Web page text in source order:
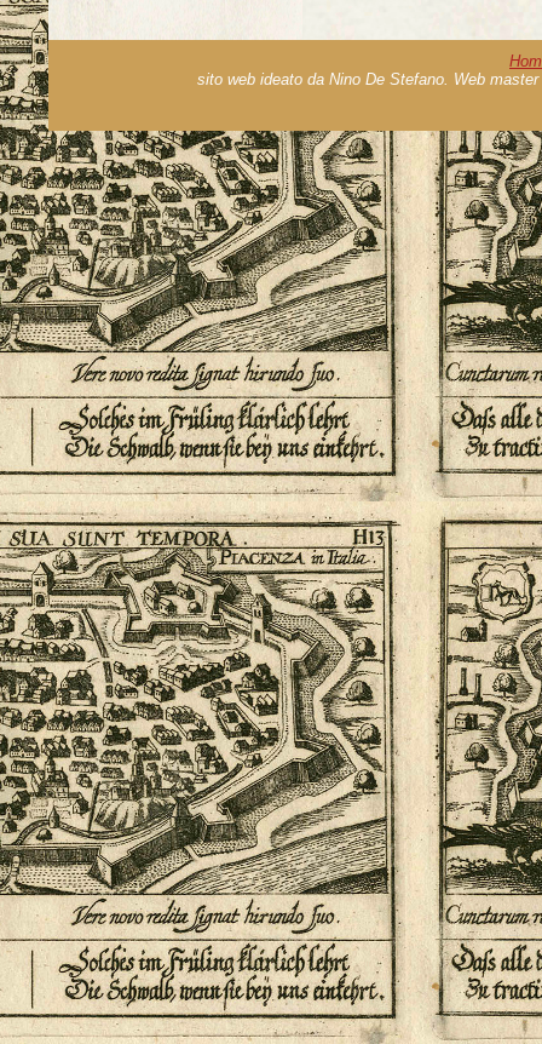
sito web ideato da Nino De Stefano. Web